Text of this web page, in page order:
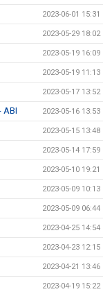
2023-06-01 15:31
2023-05-29 18:02
2023-05-19 16:09
2023-05-19 11:13
2023-05-17 13:52
ABI 2023-05-16 13:53
2023-05-15 13:48
2023-05-14 17:59
2023-05-10 19:21
2023-05-09 10:13
2023-05-09 06:44
2023-04-25 14:54
2023-04-23 12:15
2023-04-21 13:46
2023-04-19 15:22